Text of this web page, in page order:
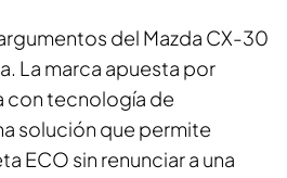
del Mazda CX-30
La marca apuesta por
con tecnología de
solución que permite
ECO sin renunciar a una